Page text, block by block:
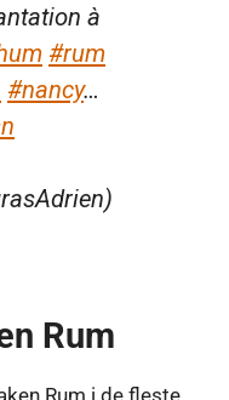
à
#rum
#nancy…
Rum